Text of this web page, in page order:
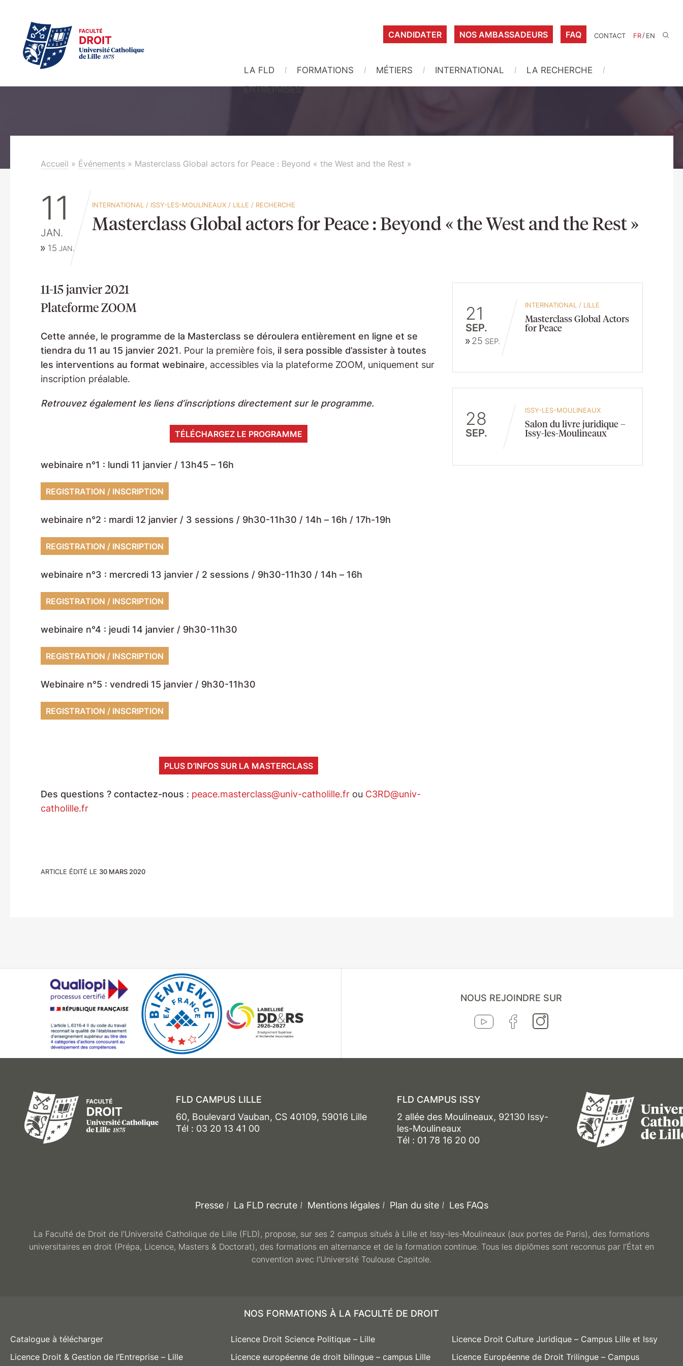
CANDIDATER NOS AMBASSADEURS FAQ CONTACT FR/EN
LA FLD FORMATIONS MÉTIERS INTERNATIONAL
LA RECHERCHE
ENTREPRISES
Accueil » Événements» Masterclass Global actors for Peace : Beyond « the West and the Rest »
11
JAN.
15 JAN.
INTERNATIONAL / ISSY-LES-MOULINEAUX/ LILLE / RECHERCHE
Masterclass Global actors for Peace : Beyond « the West and the Rest »
11-15 janvier 2021
Plateforme ZOOM
Cette année, le programme de la Masterclass se déroulera entièrement en ligne et se
tiendra du 11 au 15 janvier 2021. Pour la première fois, il sera possible d’assister à toutes
les interventions au format webinaire, accessibles via la plateforme ZOOM, uniquement sur
inscription préalable.
Retrouvez également les liens d’inscriptions directement sur le programme.
TÉLÉCHARGEZ LE PROGRAMME
webinaire n°1 : lundi 11 janvier / 13h45 – 16h
REGISTRATION / INSCRIPTION
webinaire n°2 : mardi 12 janvier / 3 sessions / 9h30-11h30 / 14h – 16h / 17h-19h
REGISTRATION / INSCRIPTION
webinaire n°3 : mercredi 13 janvier / 2 sessions / 9h30-11h30 / 14h – 16h
REGISTRATION / INSCRIPTION
webinaire n°4 : jeudi 14 janvier / 9h30-11h30
REGISTRATION / INSCRIPTION
Webinaire n°5 : vendredi 15 janvier / 9h30-11h30
REGISTRATION / INSCRIPTION
PLUS D’INFOS SUR LA MASTERCLASS
Des questions ? contactez-nous : peace.masterclass@univ-catholille.frou C3RD@univ-
catholille.fr
ARTICLE ÉDITÉ LE 30 MARS 2020
21
SEP.
25 SEP.
INTERNATIONAL / LILLE
Masterclass Global Actors
for Peace
28
SEP.
ISSY-LES-MOULINEAUX
Salon du livre juridique –
Issy-les-Moulineaux
NOUS REJOINDRE SUR
FLD CAMPUS LILLE
60, Boulevard Vauban, CS 40109, 59016 Lille
Tél : 03 20 13 41 00
FLD CAMPUS ISSY
2 allée des Moulineaux, 92130 Issy-
les-Moulineaux
Tél : 01 78 16 20 00
Presse La FLD recrute Mentions légales Plan du site Les FAQs
La Faculté de Droit de l’Université Catholique de Lille (FLD), propose, sur ses 2 campus situés à Lille et Issy-les-Moulineaux (aux portes de Paris), des formations
universitaires en droit (Prépa, Licence, Masters & Doctorat), des formations en alternance et de la formation continue. Tous les diplômes sont reconnus par l’État en
convention avec l’Université Toulouse Capitole.
NOS FORMATIONS À LA FACULTÉ DE DROIT
Catalogue à télécharger Licence Droit Science Politique – Lille
Licence Droit Culture Juridique – Campus Lille et Issy
Licence Droit & Gestion de l’Entreprise – Lille
Licence européenne de droit bilingue – campus Lille
Licence Européenne de Droit Trilingue – Campus